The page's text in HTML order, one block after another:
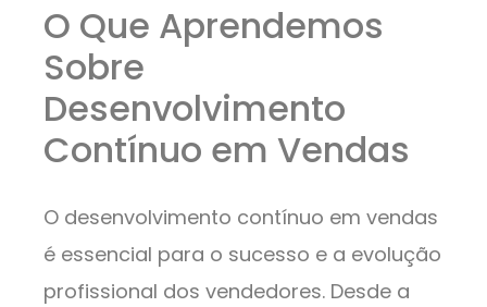
O Que Aprendemos
Sobre
Desenvolvimento
Contínuo em Vendas
O desenvolvimento contínuo em vendas
é essencial para o sucesso e a evolução
profissional dos vendedores. Desde a